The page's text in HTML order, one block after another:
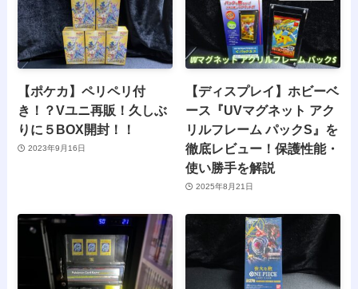
【ポケカ】ペリペリ付
き！？Vユニ再販！久しぶ
りに５BOX開封！！
2023年9月16日
【ディスプレイ】ホビーベ
ース『UVマグネット アク
リルフレーム パックS』を
徹底レビュー！保護性能・
使い勝手を解説
2025年8月21日